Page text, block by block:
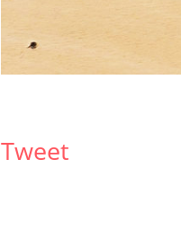
Tweet